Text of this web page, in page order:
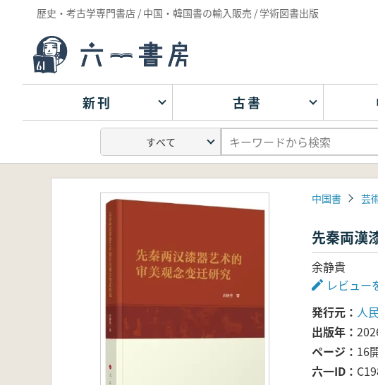
歴史・考古学専門書店 / 中国・韓国書の輸入販売 / 学術図書出版
新刊 古書
中国書 芸
先秦両漢
余静貴
レビュー
発行元
人
出版年
ページ
16
六一ID